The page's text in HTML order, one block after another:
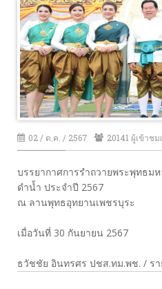
หน่วยงา
ภาพกิจ
อื่น
02 / ต.ค. / 2567 20141 ผู้เข้าช
บรรยากาศการรำถวายพระพุทธม
ดำน้ำ ประจำปี 2567
ณ ลานพุทธอุทยานเพชรบุระ
เมื่อวันที่ 30 กันยายน 2567
ธวัชชัย อินทรศร ปชส.ทม.พช. / ร